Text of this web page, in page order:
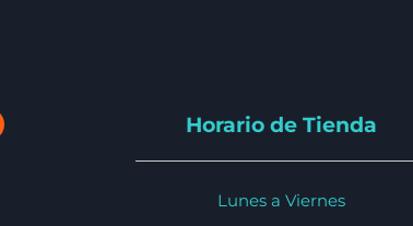
Horario de Tienda
Lunes a Viernes